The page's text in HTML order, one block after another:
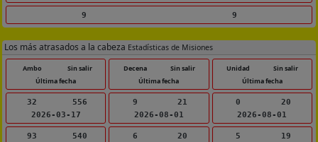
9 9
Los más atrasados a la cabeza Estadísticas de Misiones
Ambo
Sin salir
Última fecha
32
556
2026-03-17
93
540
Decena
Sin salir
Última fecha
9
21
2026-08-01
6
20
Unidad
Sin salir
Última fecha
0
20
2026-08-01
5
19